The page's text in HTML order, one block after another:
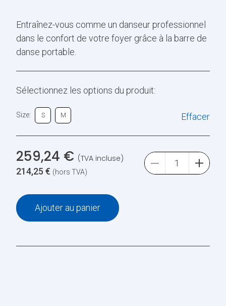
Entraînez-vous comme un danseur professionnel
dans le confort de votre foyer grâce à la barre de
danse portable.
Sélectionnez les options du produit:
Size: S M Effacer
259,24 € (TVA incluse)
214,25 € (hors TVA)
Ajouter au panier